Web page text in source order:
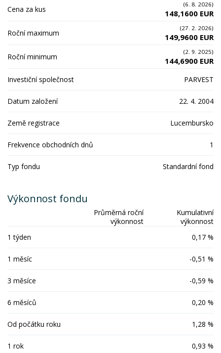
Cena za kus (6. 8. 2026)
148,1600 EUR
Roční maximum (27. 2. 2026)
149,9600 EUR
Roční minimum (2. 9. 2025)
144,6900 EUR
Investiční společnost PARVEST
Datum založení 22. 4. 2004
Země registrace Lucembursko
Frekvence obchodních dnů 1
Typ fondu Standardní fond
Výkonnost fondu
Průměrná roční
výkonnost
Kumulativní
výkonnost
1 týden
0,17 %
1 měsíc -0,51 %
3 měsíce -0,59 %
6 měsíců 0,20 %
Od počátku roku 1,28 %
1 rok 0,93 %